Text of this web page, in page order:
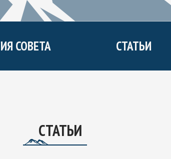
РОССИЙСКОЙ ФЕДЕРАЦИИ И
СОВЕТА СТАТЬИ
СТАТЬИ